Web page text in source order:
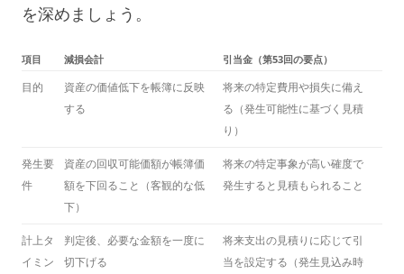
を深めましょう。
項目 減損会計 引当金（第53回の要点）
目的
資産の価値低下を帳簿に反映
する
将来の特定費用や損失に備え
る（発生可能性に基づく見積
り）
発生要
件
資産の回収可能価額が帳簿価
額を下回ること（客観的な低
下）
将来の特定事象が高い確度で
発生すると見積もられること
計上タ
イミン
判定後、必要な金額を一度に
切下げる
将来支出の見積りに応じて引
当を設定する（発生見込み時